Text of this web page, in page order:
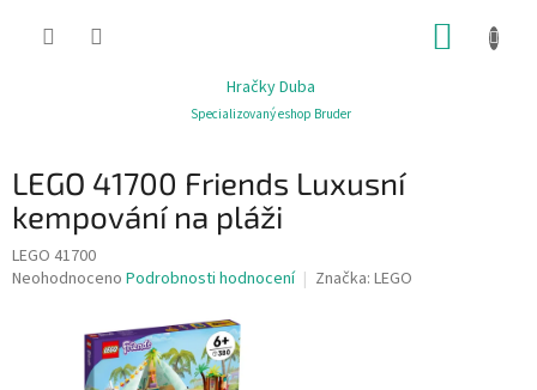
Hračky Duba
Specializovaný eshop Bruder
LEGO 41700 Friends Luxusní
kempování na pláži
LEGO 41700
Průměrné
Neohodnoceno Podrobnosti hodnocení Značka: LEGO